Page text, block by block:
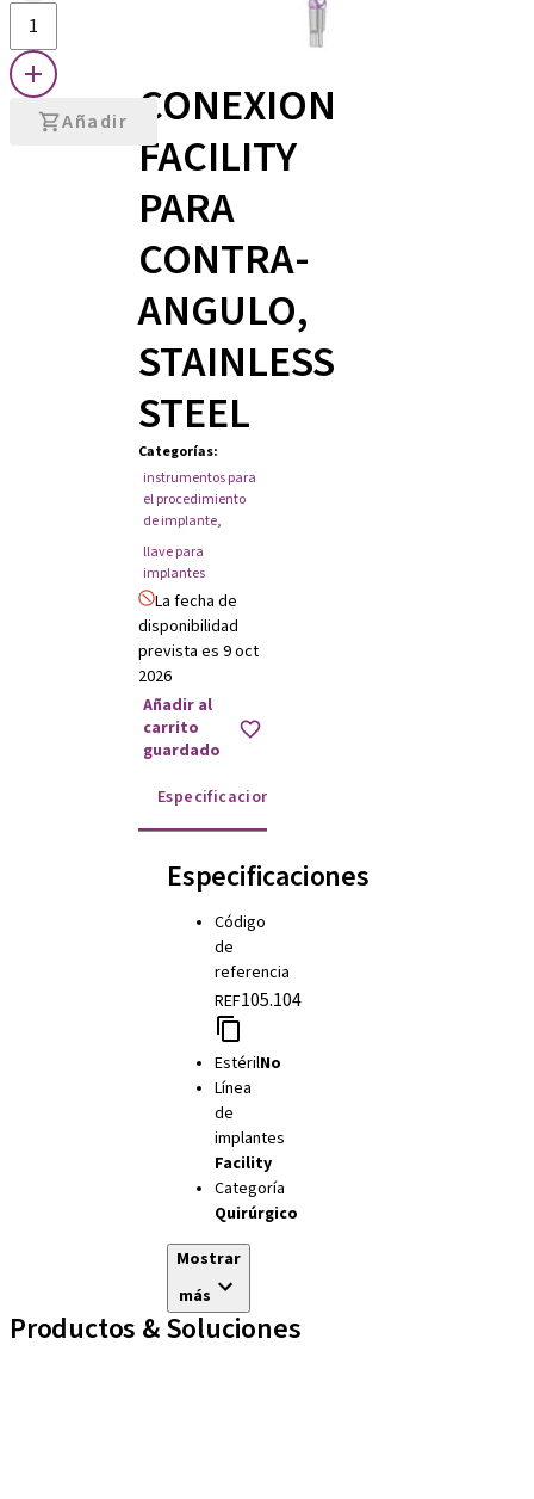
Añadir
CONEXION
FACILITY
PARA
CONTRA-
ANGULO,
STAINLESS
STEEL
Categorías:
instrumentos para
el procedimiento
de implante,
llave para
implantes
La fecha de
disponibilidad
prevista es 9 oct
2026
Añadir al
carrito
guardado
Especificaciones
Especificaciones
Código
de
referencia
REF105.104
EstérilNo
Línea
de
implantes
Facility
Categoría
Quirúrgico
Mostrar
más
Productos & Soluciones